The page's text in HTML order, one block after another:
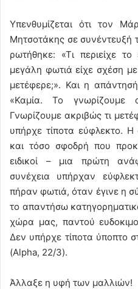
Υπενθυμίζεται ότι τον
Μητσοτάκης σε
ρωτήθηκε: «Τι περιείχε
μεγάλη φωτιά είχε σχέση
μετέφερε;». Και η
«Καμία. Το γνωρίζουμε
Γνωρίζουμε ακριβώς τι
υπήρχε τίποτα εύφλεκτο.
και τόσο σφοδρή που
ειδικοί – μια πρώτη
συνέχεια υπήρχαν
πήραν φωτιά, όταν έγινε η
το απαντήσω
χώρα μας, παντού
Δεν υπήρχε τίποτα ύποπτο
(Alpha, 22/3).
Άλλαξε η υφή των μαλλιών!